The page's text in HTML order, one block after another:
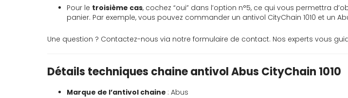
Pour le troisième cas, cochez “oui” dans l’option n°5, ce qui vous permettra
panier. Par exemple, vous pouvez commander un antivol CityChain 1010 et un
Une question ? Contactez-nous via notre formulaire de contact. Nos experts vous
Détails techniques chaine antivol Abus CityChain 1010
Marque de l’antivol chaine : Abus